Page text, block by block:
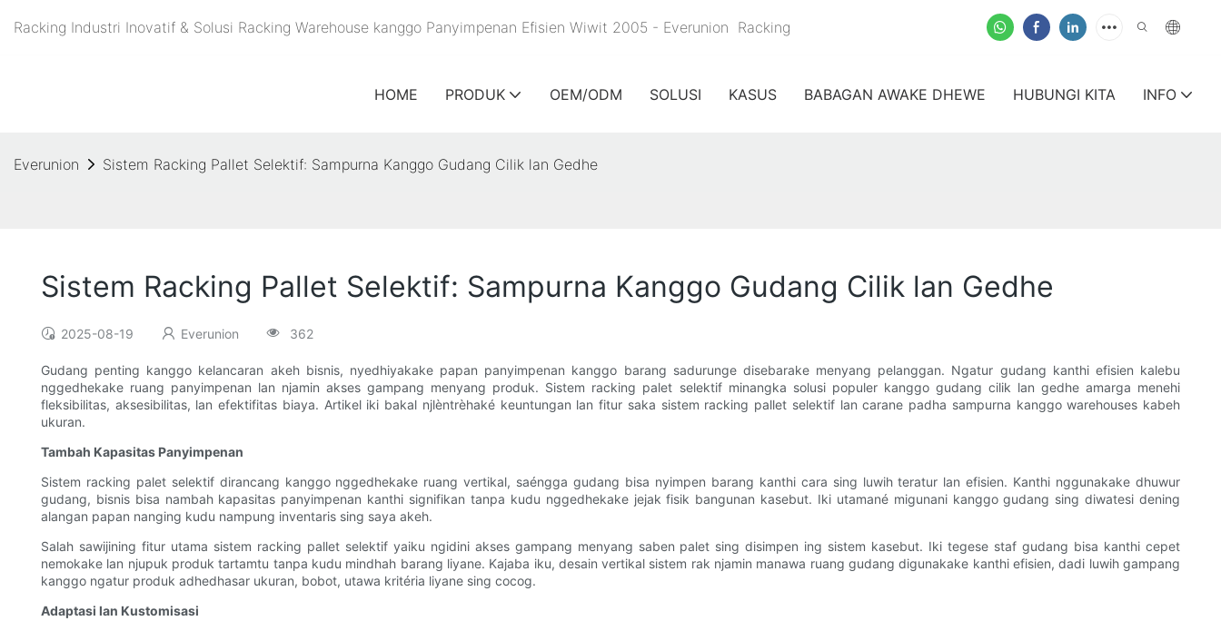
Racking Industri Inovatif & Solusi Racking Warehouse kanggo Panyimpenan Efisien Wiwit 2005 - Everunion Racking
HOME PRODUK OEM/ODM SOLUSI KASUS BABAGAN AWAKE DHEWE HUBUNGI KITA INFO
Everunion Sistem Racking Pallet Selektif: Sampurna Kanggo Gudang Cilik lan Gedhe
Sistem Racking Pallet Selektif: Sampurna Kanggo Gudang Cilik lan Gedhe
2025-08-19 Everunion 362
Gudang penting kanggo kelancaran akeh bisnis, nyedhiyakake papan panyimpenan kanggo barang sadurunge disebarake menyang pelanggan. Ngatur gudang kanthi efisien kalebu
nggedhekake ruang panyimpenan lan njamin akses gampang menyang produk. Sistem racking palet selektif minangka solusi populer kanggo gudang cilik lan gedhe amarga menehi
fleksibilitas, aksesibilitas, lan efektifitas biaya. Artikel iki bakal njlèntrèhaké keuntungan lan fitur saka sistem racking pallet selektif lan carane padha sampurna kanggo warehouses kabeh
ukuran.
Tambah Kapasitas Panyimpenan
Sistem racking palet selektif dirancang kanggo nggedhekake ruang vertikal, saéngga gudang bisa nyimpen barang kanthi cara sing luwih teratur lan efisien. Kanthi nggunakake dhuwur
gudang, bisnis bisa nambah kapasitas panyimpenan kanthi signifikan tanpa kudu nggedhekake jejak fisik bangunan kasebut. Iki utamané migunani kanggo gudang sing diwatesi dening
alangan papan nanging kudu nampung inventaris sing saya akeh.
Salah sawijining fitur utama sistem racking pallet selektif yaiku ngidini akses gampang menyang saben palet sing disimpen ing sistem kasebut. Iki tegese staf gudang bisa kanthi cepet
nemokake lan njupuk produk tartamtu tanpa kudu mindhah barang liyane. Kajaba iku, desain vertikal sistem rak njamin manawa ruang gudang digunakake kanthi efisien, dadi luwih gampang
kanggo ngatur produk adhedhasar ukuran, bobot, utawa kritéria liyane sing cocog.
Adaptasi lan Kustomisasi